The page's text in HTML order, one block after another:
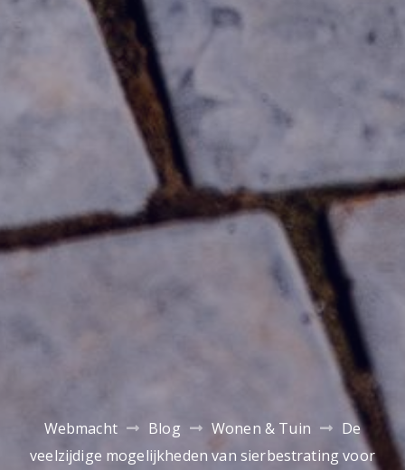
Webmacht Blog Wonen & Tuin
De
veelzijdige mogelijkheden van sierbestrating voor